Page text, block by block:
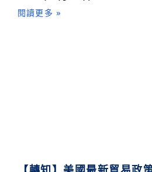
閱讀更多 »